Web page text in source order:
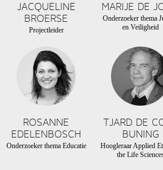
JACQUELINE
BROERSE
Projectleider
MARIJE DE
Onderzoeker thema
en Veiligheid
ROSANNE
EDELENBOSCH
Onderzoeker thema Educatie
TJARD DE
BUNING
Hoogleraar Applied
the Life